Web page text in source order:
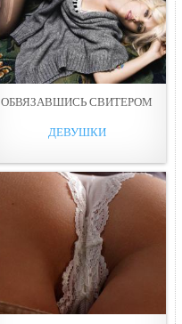
ОБВЯЗАВШИСЬ СВИТЕРОМ
ДЕВУШКИ